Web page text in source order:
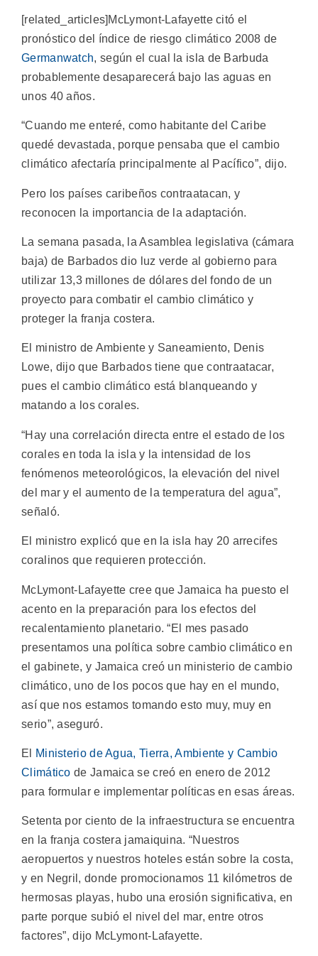
[related_articles]McLymont-Lafayette citó el
pronóstico del índice de riesgo climático 2008 de
Germanwatch, según el cual la isla de Barbuda
probablemente desaparecerá bajo las aguas en
unos 40 años.
“Cuando me enteré, como habitante del Caribe
quedé devastada, porque pensaba que el cambio
climático afectaría principalmente al Pacífico”, dijo.
Pero los países caribeños contraatacan, y
reconocen la importancia de la adaptación.
La semana pasada, la Asamblea legislativa (cámara
baja) de Barbados dio luz verde al gobierno para
utilizar 13,3 millones de dólares del fondo de un
proyecto para combatir el cambio climático y
proteger la franja costera.
El ministro de Ambiente y Saneamiento, Denis
Lowe, dijo que Barbados tiene que contraatacar,
pues el cambio climático está blanqueando y
matando a los corales.
“Hay una correlación directa entre el estado de los
corales en toda la isla y la intensidad de los
fenómenos meteorológicos, la elevación del nivel
del mar y el aumento de la temperatura del agua”,
señaló.
El ministro explicó que en la isla hay 20 arrecifes
coralinos que requieren protección.
McLymont-Lafayette cree que Jamaica ha puesto el
acento en la preparación para los efectos del
recalentamiento planetario. “El mes pasado
presentamos una política sobre cambio climático en
el gabinete, y Jamaica creó un ministerio de cambio
climático, uno de los pocos que hay en el mundo,
así que nos estamos tomando esto muy, muy en
serio”, aseguró.
El
Ministerio de Agua, Tierra, Ambiente y Cambio
Climático de Jamaica se creó en enero de 2012
para formular e implementar políticas en esas áreas.
Setenta por ciento de la infraestructura se encuentra
en la franja costera jamaiquina. “Nuestros
aeropuertos y nuestros hoteles están sobre la costa,
y en Negril, donde promocionamos 11 kilómetros de
hermosas playas, hubo una erosión significativa, en
parte porque subió el nivel del mar, entre otros
factores”, dijo McLymont-Lafayette.